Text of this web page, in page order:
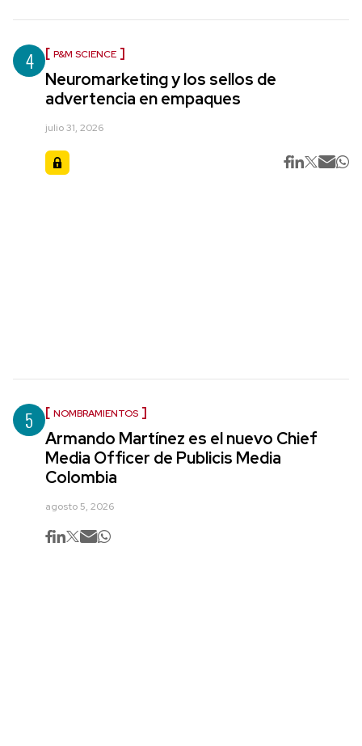
4 P&M SCIENCE
Neuromarketing y los sellos de
advertencia en empaques
julio 31, 2026
5 NOMBRAMIENTOS
Armando Martínez es el nuevo Chief
Media Officer de Publicis Media
Colombia
agosto 5, 2026